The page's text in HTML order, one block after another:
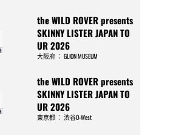
the WILD ROVER presents
SKINNY LISTER JAPAN TO
UR 2026
大阪府： GLION MUSEUM
the WILD ROVER presents
SKINNY LISTER JAPAN TO
UR 2026
東京都： 渋谷O-West